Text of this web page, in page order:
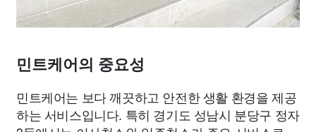
민트케어의 중요성
민트케어는 보다 깨끗하고 안전한 생활 환경을 제공
하는 서비스입니다. 특히 경기도 성남시 분당구 정자